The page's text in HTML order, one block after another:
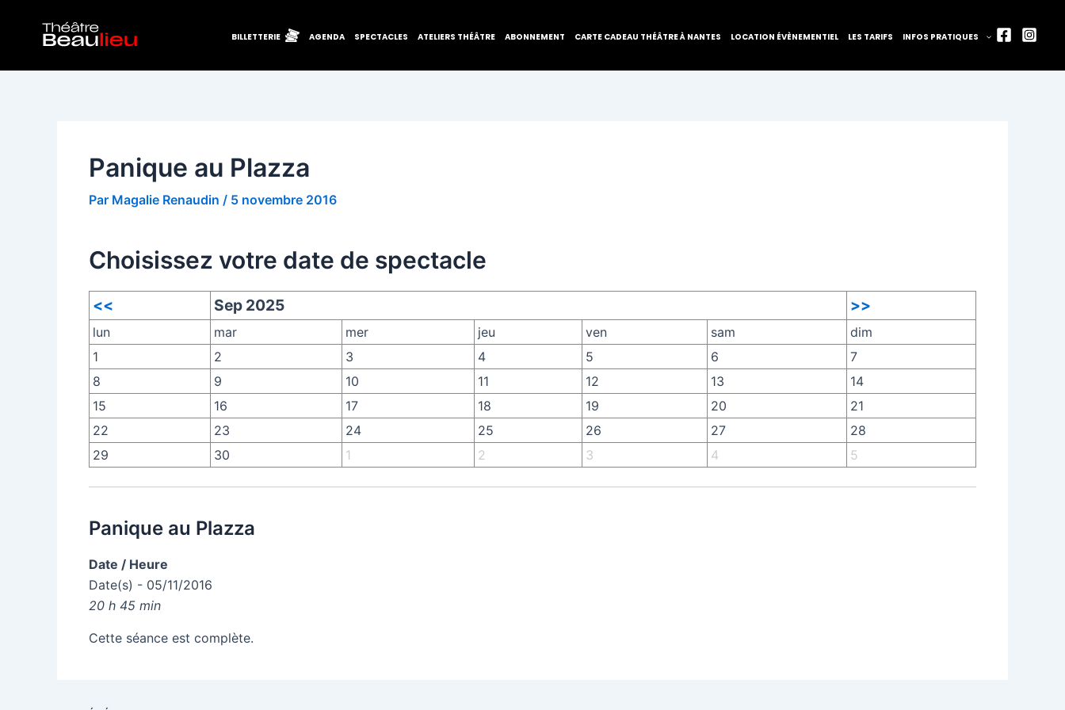
contenu
BILLETTERIE AGENDA SPECTACLES ATELIERS THÉÂTRE ABONNEMENT CARTE CADEAU THÉÂTRE À NANTES LOCATION ÉVÈNEMENTIEL LES TARIFS INFOS PRATIQUES
Panique au Plazza
Par Magalie Renaudin / 5 novembre 2016
Choisissez votre date de spectacle
<< Sep 2025 >>
lun mar mer jeu ven sam
dim
1
2 3 4 5 6
7
8
9 10 11 12 13
14
15
16 17 18 19 20
21
22
23 24 25 26 27
28
29
30 1 2 3 4 5
Panique au Plazza
Date / Heure
Date(s) - 05/11/2016
20 h 45 min
Cette séance est complète.
des
articles